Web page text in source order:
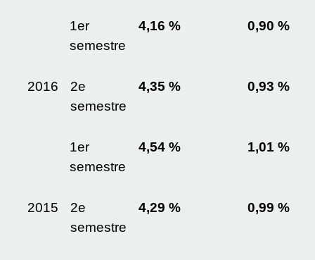
1er
semestre
4,16 % 0,90 %
2016 2e
semestre
4,35 % 0,93 %
1er
semestre
4,54 % 1,01 %
2015 2e
semestre
4,29 % 0,99 %